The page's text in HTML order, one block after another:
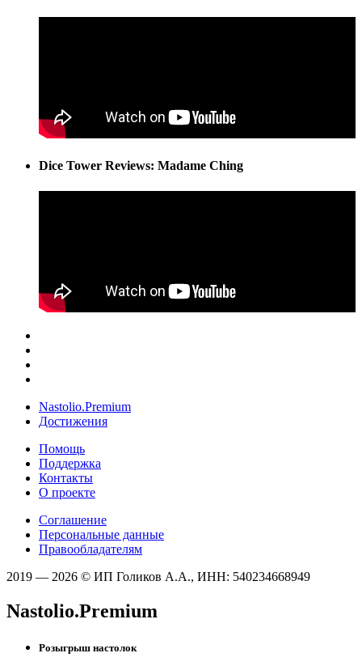
Dice Tower Reviews: Madame Ching
Nastolio.Premium
Достижения
Помощь
Поддержка
Контакты
О проекте
Соглашение
Персональные данные
Правообладателям
2019 — 2026 © ИП Голиков А.А., ИНН: 540234668949
Nastolio.Premium
Розыгрыш настолок